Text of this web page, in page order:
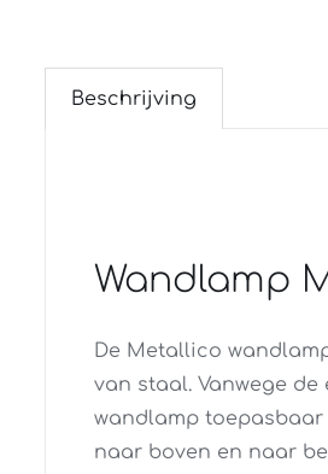
Beschrijving
Wandlamp
De Metallico
van staal. Vanwege
wandlamp
naar boven en naar